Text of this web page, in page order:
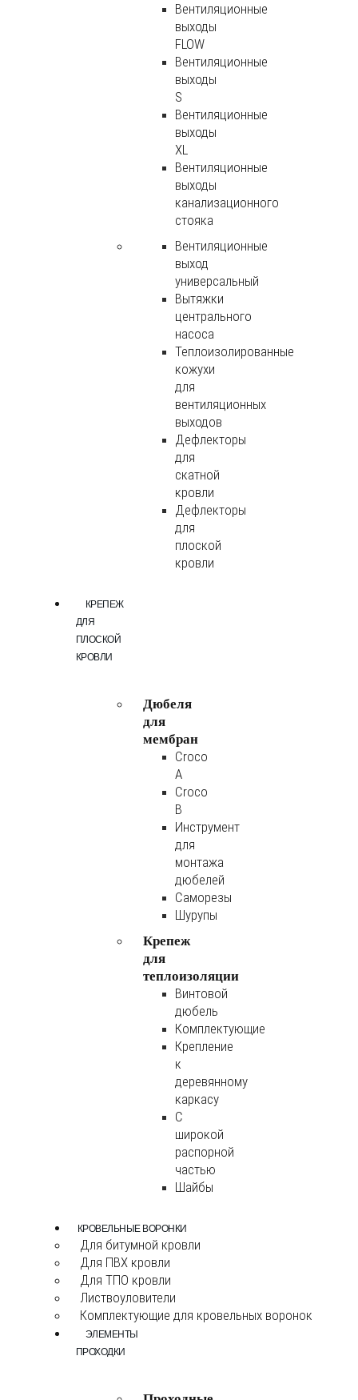
Вентиляционные
выходы
FLOW
Вентиляционные
выходы
S
Вентиляционные
выходы
XL
Вентиляционные
выходы
канализационного
стояка
Вентиляционные
выход
универсальный
Вытяжки
центрального
насоса
Теплоизолированные
кожухи
для
вентиляционных
выходов
Дефлекторы
для
скатной
кровли
Дефлекторы
для
плоской
кровли
КРЕПЕЖ
ДЛЯ
ПЛОСКОЙ
КРОВЛИ
Дюбеля
для
мембран
Croco
A
Croco
B
Инструмент
для
монтажа
дюбелей
Саморезы
Шурупы
Крепеж
для
теплоизоляции
Винтовой
дюбель
Комплектующие
Крепление
к
деревянному
каркасу
С
широкой
распорной
частью
Шайбы
КРОВЕЛЬНЫЕ ВОРОНКИ
Для битумной кровли
Для ПВХ кровли
Для ТПО кровли
Листвоуловители
Комплектующие для кровельных воронок
ЭЛЕМЕНТЫ
ПРОХОДКИ